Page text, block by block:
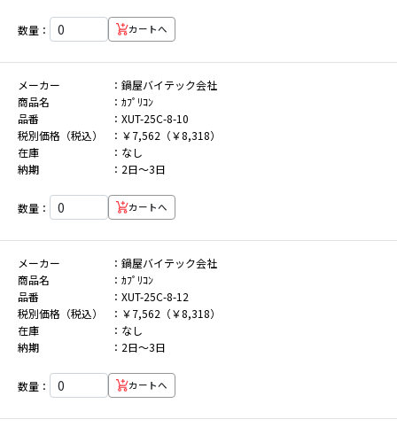
数量： カートへ
メーカー
鍋屋バイテック会社
商品名
ｶﾌﾟﾘｺﾝ
品番
XUT-25C-8-10
税別価格（税込）
￥7,562（￥8,318）
在庫
なし
納期
2日～3日
数量： カートへ
メーカー
鍋屋バイテック会社
商品名
ｶﾌﾟﾘｺﾝ
品番
XUT-25C-8-12
税別価格（税込）
￥7,562（￥8,318）
在庫
なし
納期
2日～3日
数量： カートへ